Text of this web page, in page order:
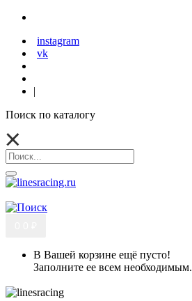
instagram
vk
|
Поиск по каталогу
В Вашей корзине ещё пусто!
Заполните ее всем необходимым.